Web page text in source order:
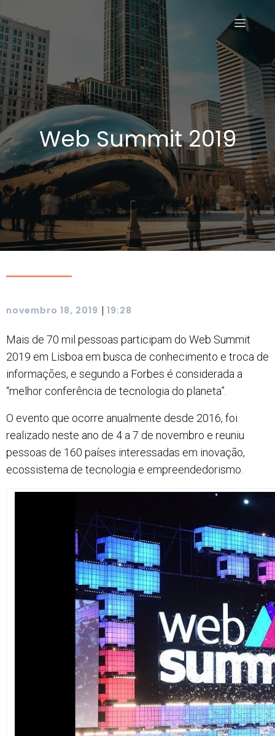
Web Summit 2019
novembro 18, 2019 | 19:28
Mais de 70 mil pessoas participam do Web Summit
2019 em Lisboa em busca de conhecimento e troca de
informações, e segundo a Forbes é considerada a
“melhor conferência de tecnologia do planeta”.
O evento que ocorre anualmente desde 2016, foi
realizado neste ano de 4 a 7 de novembro e reuniu
pessoas de 160 países interessadas em inovação,
ecossistema de tecnologia e empreendedorismo.